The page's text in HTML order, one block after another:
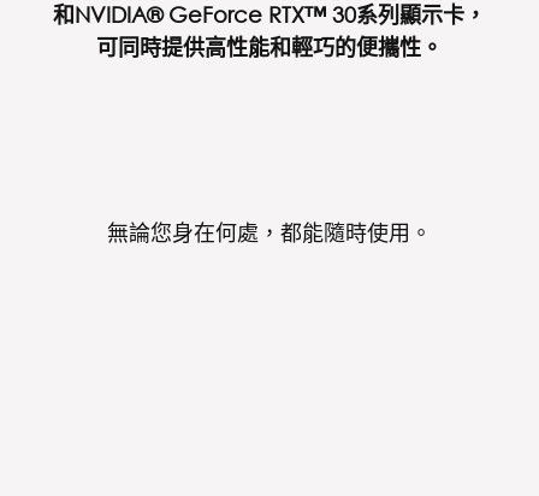
和NVIDIA® GeForce RTX™ 30系列顯示卡，
可同時提供高性能和輕巧的便攜性。
無論您身在何處，都能隨時使用。